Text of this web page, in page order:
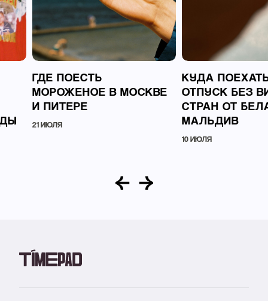
ГДЕ ПОЕСТЬ
МОРОЖЕНОЕ В МОСКВЕ
И ПИТЕРЕ
21 ИЮЛЯ
КУДА
ОТПУСК БЕЗ
СТРАН ОТ
МАЛЬДИВ
10 ИЮЛЯ